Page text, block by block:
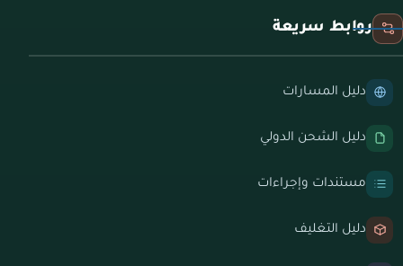
روابط سريعة
دليل المسارات
دليل الشحن الدولي
مستندات وإجراءات
دليل التغليف